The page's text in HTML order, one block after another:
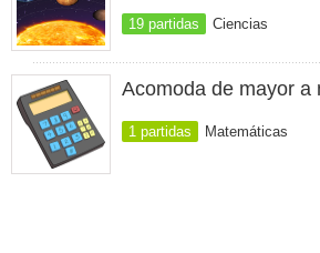
19 partidas Ciencias
Acomoda de mayor a
1 partidas Matemáticas